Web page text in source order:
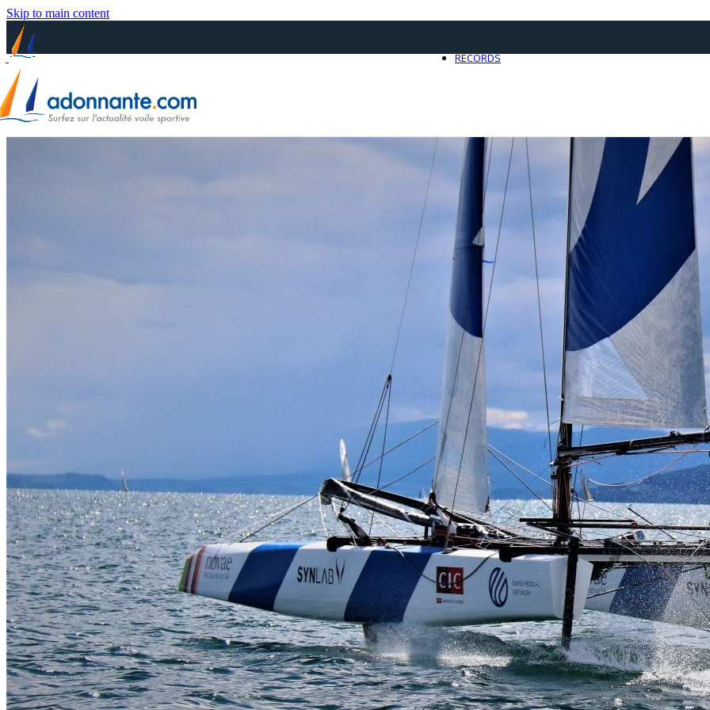
Skip to main content
0
RECORDS
05Mai
Classe Ultim 32/23,Records,Trophée Jules Verne
Un nouveau Maxi Edmond de
Source
Gitana Team
8 mai 2025
0